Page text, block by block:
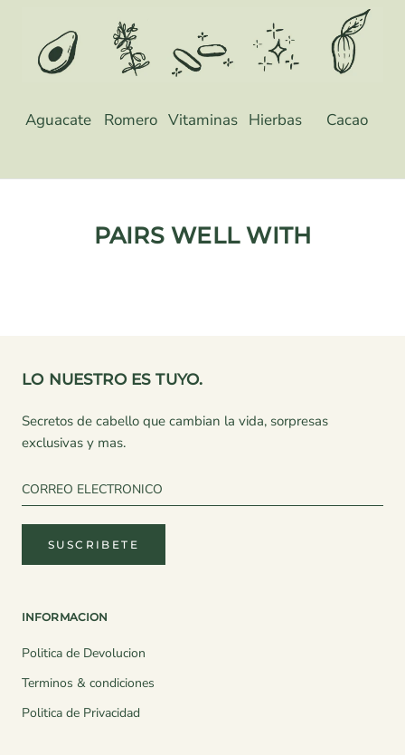
Aguacate Romero Vitaminas Hierbas Cacao
PAIRS WELL WITH
LO NUESTRO ES TUYO.
Secretos de cabello que cambian la vida, sorpresas
exclusivas y mas.
SUSCRIBETE
INFORMACION
Politica de Devolucion
Terminos & condiciones
Politica de Privacidad